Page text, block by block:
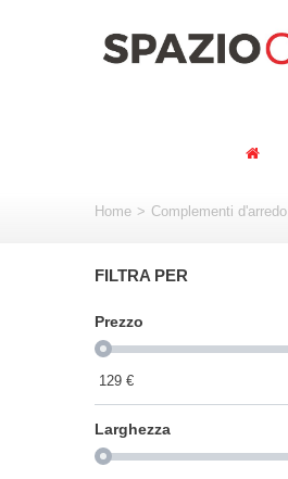
Home > Complementi d'arredo
FILTRA PER
Prezzo
129 €
Larghezza